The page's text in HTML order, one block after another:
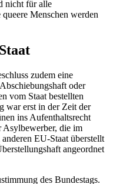
nicht für alle
Menschen werden
zudem eine
oder
vom Staat bestellten
war erst in der Zeit der
ins Aufenthaltsrecht
Asylbewerber, die im
EU-Staat überstellt
angeordnet
des Bundestags.